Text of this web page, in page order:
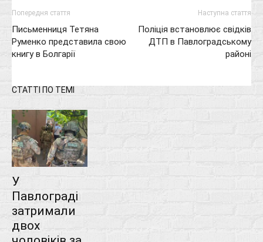
Попередня стаття
Письменниця Тетяна
Руменко представила свою
книгу в Болгарії
Наступна стаття
Поліція встановлює свідків
ДТП в Павлоградському
районі
СТАТТІ ПО ТЕМІ
У
Павлограді
затримали
двох